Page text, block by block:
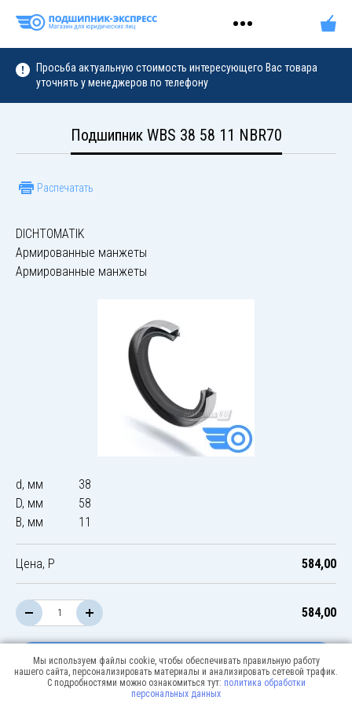
Просьба актуальную стоимость интересующего Вас товара
уточнять у менеджеров по телефону
Подшипник WBS 38 58 11 NBR70
Распечатать
DICHTOMATIK
Армированные манжеты
Армированные манжеты
d, мм
38
D, мм
58
B, мм
11
Цена, Р 584,00
584,00
В корзину
Мы используем файлы cookie, чтобы обеспечивать правильную работу
нашего сайта, персонализировать материалы и анализировать сетевой трафик.
С подробностями можно ознакомиться тут: политика обработки
персональных данных